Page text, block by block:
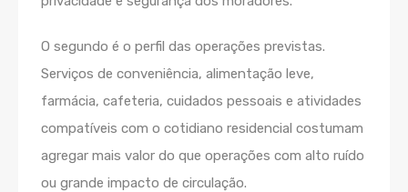
O segundo é o perfil das operações previstas.
Serviços de conveniência, alimentação leve,
farmácia, cafeteria, cuidados pessoais e atividades
compatíveis com o cotidiano residencial costumam
agregar mais valor do que operações com alto ruído
ou grande impacto de circulação.